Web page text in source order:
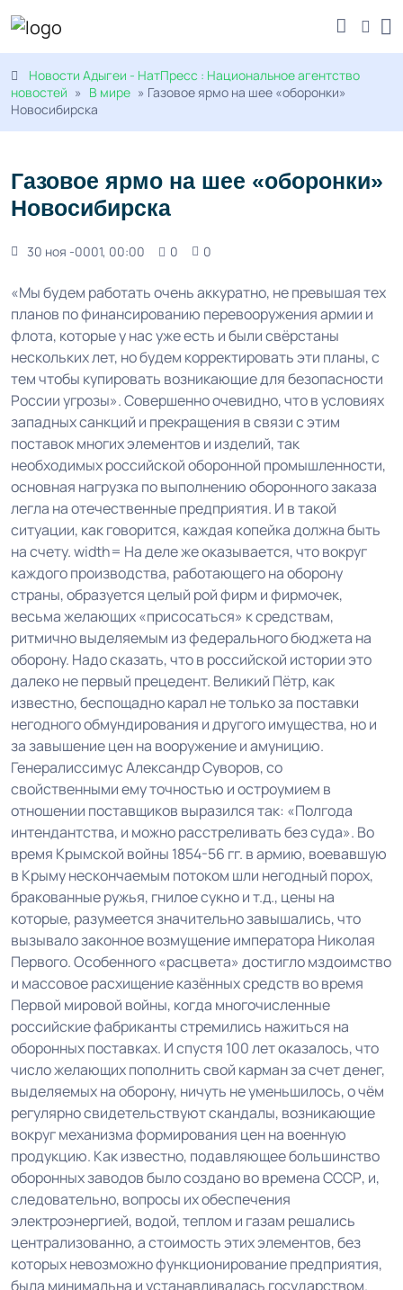
Новости Адыгеи - НатПресс : Национальное агентство
новостей » В мире » Газовое ярмо на шее «оборонки»
Новосибирска
Газовое ярмо на шее «оборонки»
Новосибирска
30 ноя -0001, 00:00 0 0
«Мы будем работать очень аккуратно, не превышая тех
планов по финансированию перевооружения армии и
флота, которые у нас уже есть и были свёрстаны
нескольких лет, но будем корректировать эти планы, с
тем чтобы купировать возникающие для безопасности
России угрозы». Совершенно очевидно, что в условиях
западных санкций и прекращения в связи с этим
поставок многих элементов и изделий, так
необходимых российской оборонной промышленности,
основная нагрузка по выполнению оборонного заказа
легла на отечественные предприятия. И в такой
ситуации, как говорится, каждая копейка должна быть
на счету. width= На деле же оказывается, что вокруг
каждого производства, работающего на оборону
страны, образуется целый рой фирм и фирмочек,
весьма желающих «присосаться» к средствам,
ритмично выделяемым из федерального бюджета на
оборону. Надо сказать, что в российской истории это
далеко не первый прецедент. Великий Пётр, как
известно, беспощадно карал не только за поставки
негодного обмундирования и другого имущества, но и
за завышение цен на вооружение и амуницию.
Генералиссимус Александр Суворов, со
свойственными ему точностью и остроумием в
отношении поставщиков выразился так: «Полгода
интендантства, и можно расстреливать без суда». Во
время Крымской войны 1854-56 гг. в армию, воевавшую
в Крыму нескончаемым потоком шли негодный порох,
бракованные ружья, гнилое сукно и т.д., цены на
которые, разумеется значительно завышались, что
вызывало законное возмущение императора Николая
Первого. Особенного «расцвета» достигло мздоимство
и массовое расхищение казённых средств во время
Первой мировой войны, когда многочисленные
российские фабриканты стремились нажиться на
оборонных поставках. И спустя 100 лет оказалось, что
число желающих пополнить свой карман за счет денег,
выделяемых на оборону, ничуть не уменьшилось, о чём
регулярно свидетельствуют скандалы, возникающие
вокруг механизма формирования цен на военную
продукцию. Как известно, подавляющее большинство
оборонных заводов было создано во времена СССР, и,
следовательно, вопросы их обеспечения
электроэнергией, водой, теплом и газам решались
централизованно, а стоимость этих элементов, без
которых невозможно функционирование предприятия,
была минимальна и устанавливалась государством.